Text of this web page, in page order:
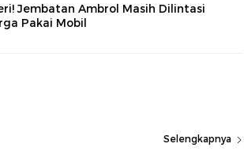
Jembatan Ambrol Masih Dilintasi
Pakai Mobil
Selengkapnya